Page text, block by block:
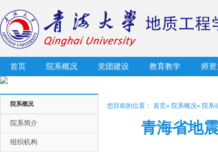
首页 院系概况 党团建设 教育教学 师
院系概况
院系简介
组织机构
您目前的位置： 首页» 院系概况» 院系
青海省地